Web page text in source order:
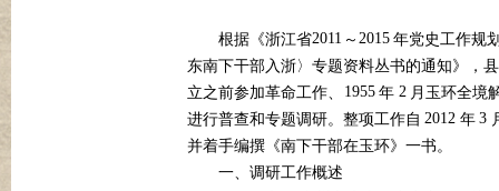
根据《浙江省2011 ～ 2015 年党史工作规
东南下干部入浙〉专题资料丛书的通知》，
立之前参加革命工作、
1955 年 2 月玉环全境
进行普查和专题调研。整项工作自 2012 年 3
并着手编撰《南下干部在玉环》一书。
一、调研工作概述